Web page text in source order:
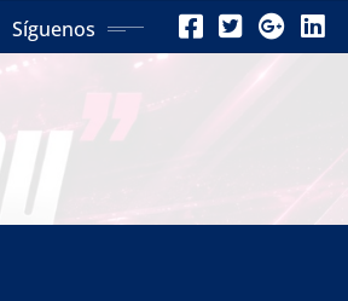
Síguenos